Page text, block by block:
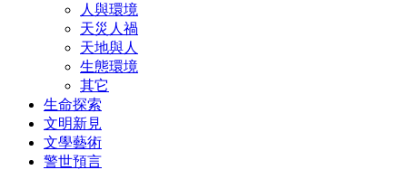
人與環境
天災人禍
天地與人
生態環境
其它
生命探索
文明新見
文學藝術
警世預言